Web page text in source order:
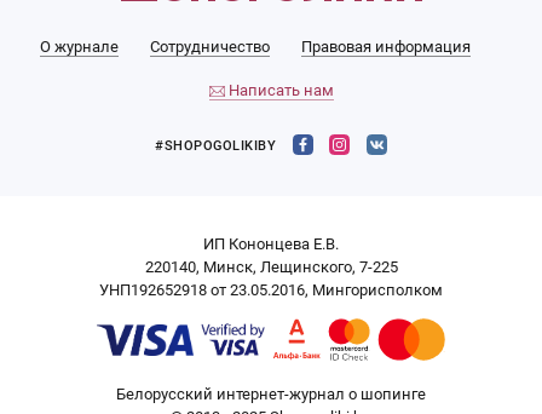
О журнале Сотрудничество Правовая информация
Написать нам
#SHOPOGOLIKIBY
ИП Кононцева Е.В.
220140, Минск, Лещинского, 7-225
УНП192652918 от 23.05.2016, Мингорисполком
Белорусский интернет-журнал о шопинге